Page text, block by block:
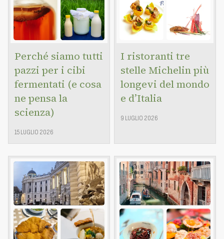
Perché siamo tutti
pazzi per i cibi
fermentati (e cosa
ne pensa la
scienza)
15 LUGLIO 2026
I ristoranti tre
stelle Michelin più
longevi del mondo
e d’Italia
9 LUGLIO 2026